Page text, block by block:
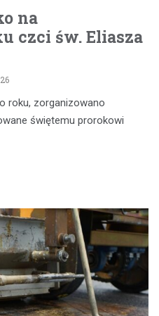
na
czci św. Eliasza
roku, zorganizowano
świętemu prorokowi